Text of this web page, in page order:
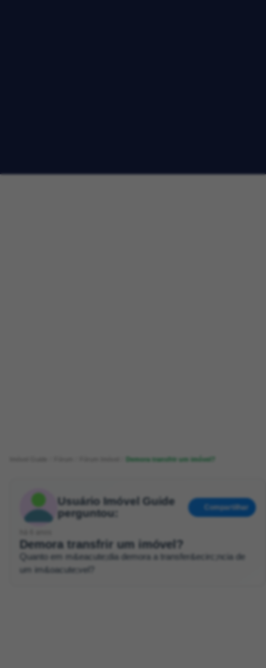
Demora transfrir um imóvel?
Usuário Imóvel Guide
perguntou:
Compartilhar
Demora transfrir um imóvel?
Quanto em m&eacute;dia demora a transfer&ecirc;ncia de
um im&oacute;vel?